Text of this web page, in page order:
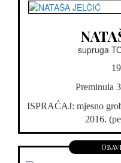
supruga
Preminula
ISPRAĆAJ: mjesno
2016.